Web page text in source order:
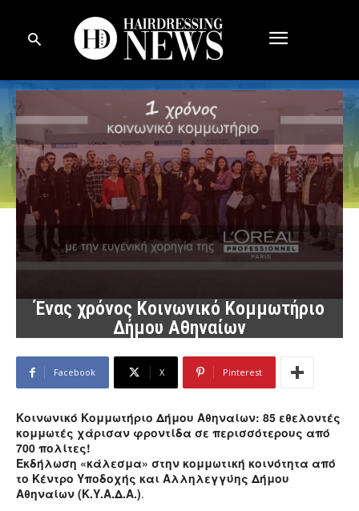
Ένας χρόνος Κοινωνικό Κομμωτήριο
Δήμου Αθηναίων
Facebook X Pinterest
Κοινωνικό Κομμωτήριο Δήμου Αθηναίων: 85 εθελοντές
κομμωτές χάρισαν φροντίδα σε περισσότερους από
700 πολίτες!
Εκδήλωση «κάλεσμα» στην κομμωτική κοινότητα από
το Κέντρο Υποδοχής και Αλληλεγγύης Δήμου
Αθηναίων (Κ.Υ.Α.Δ.Α.).